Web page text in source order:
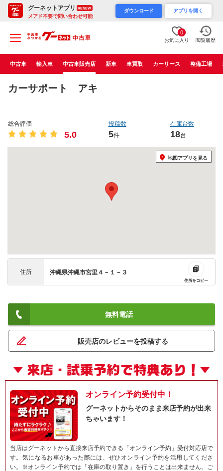
グーネットアプリ RENEW
メアド不要で問い合わせ可能
ダウンロード アプリを開く
0
お気に入り 閲覧履歴
中古車 輸入車 中古車販売店 新車 車買取 カーリース 整備工場
カーサポート アキ
総合評価
5.0
投稿数
5件
在庫台数
18台
地図アプリを見る
住所 沖縄県沖縄市宮里４－１－３
住所をコピー
無料電話
販売店のレビューを投稿する
オンライン予約受付中！
グーネットからそのまま来店予約が出来
ちゃいます！
当店はグーネットから直接来店予約できる「オンライン予約」受付対応店で
す。気になるお車があった際には、ぜひオンライン予約を活用してくださ
い。※オンライン予約では「在庫の取り置き」を行うことは出来ません。ご